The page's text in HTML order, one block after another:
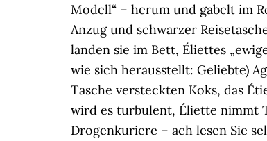
Modell“ – herum und gabelt im
Anzug und schwarzer
landen sie im Bett, Éliettes
wie sich herausstellt: Geliebte)
Tasche versteckten Koks, das
wird es turbulent, Éliette nimmt
Drogenkuriere – ach lesen Sie